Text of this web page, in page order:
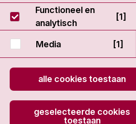
© 2026 - Antoni van Leeuwenhoek
Disclaimer
Cookieverklaring
Functioneel en
analytisch
[1]
Media [1]
alle cookies toestaan
geselecteerde cookies
toestaan